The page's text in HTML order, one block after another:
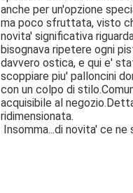
anche per un'opzione
ma poco sfruttata, visto
novita' significativa
bisognava ripetere ogni
davvero ostica, e qui e'
scoppiare piu' palloncini
con un colpo di
acquisibile al
ridimensionata.
Insomma...di novita' ce ne